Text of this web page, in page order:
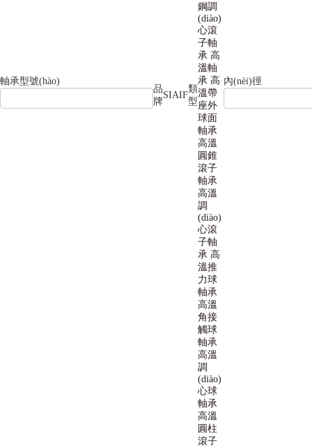
軸承型號(hào)
品
牌
SIAIF
類
型
鋼調
(diào)
心滾
子軸
承 高
溫軸
承 高
溫帶
座外
球面
軸承
高溫
圓錐
滾子
軸承
高溫
調
(diào)
心滾
子軸
承 高
溫推
力球
軸承
高溫
角接
觸球
軸承
高溫
調
(diào)
心球
軸承
高溫
圓柱
滾子
內(nèi)徑